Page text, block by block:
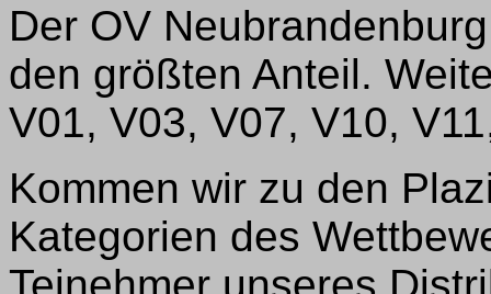
Der OV
den größten Anteil.
V01, V03, V07, V10,
Kommen wir zu den
Kategorien des